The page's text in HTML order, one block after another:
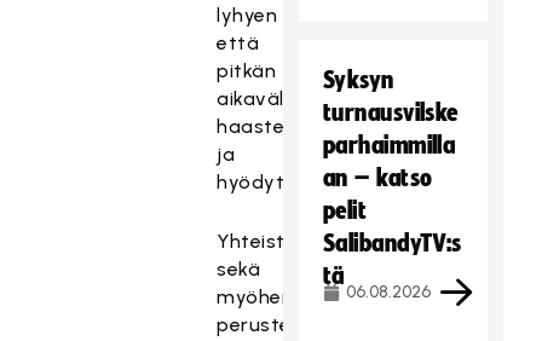
lyhyen
että
pitkän
aikavälin
haasteet
ja
hyödyt.
Yhteistyön
sekä
myöhemmin
perustettavan
Syksyn
turnausvilske
parhaimmilla
an – katso
pelit
SalibandyTV:s
tä
06.08.2026